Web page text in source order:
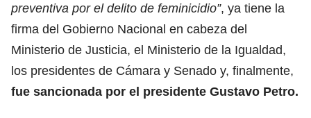
preventiva por el delito de feminicidio”, ya tiene la
firma del Gobierno Nacional en cabeza del
Ministerio de Justicia, el Ministerio de la Igualdad,
los presidentes de Cámara y Senado y, finalmente,
fue sancionada por el presidente Gustavo Petro.